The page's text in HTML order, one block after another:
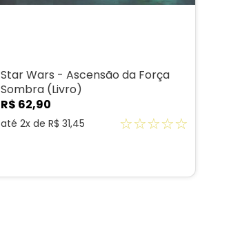
Star Wars - Ascensão da Força
Sombra (Livro)
R$ 62,90
até2x deR$ 31,45 ☆☆☆☆☆